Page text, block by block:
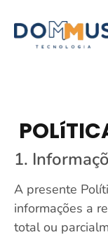
1.
A presente
informações a
total ou